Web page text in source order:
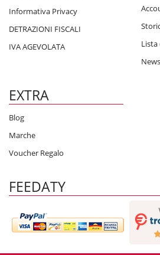
Informativa Privacy
DETRAZIONI FISCALI
IVA AGEVOLATA
Lista
EXTRA
Blog
Marche
Voucher Regalo
FEEDATY